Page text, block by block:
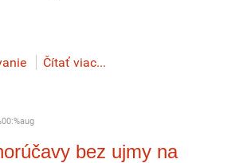
Čítať viac...
bez ujmy na